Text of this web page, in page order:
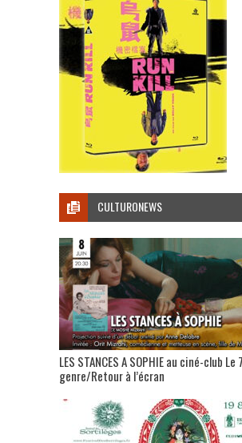
CULTURONEWS
LES STANCES A SOPHIE au ciné-club Le
genre/Retour à l’écran